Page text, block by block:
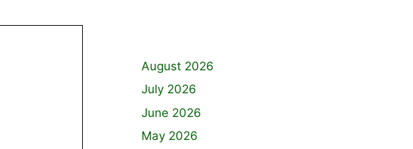
August 2026
July 2026
June 2026
May 2026